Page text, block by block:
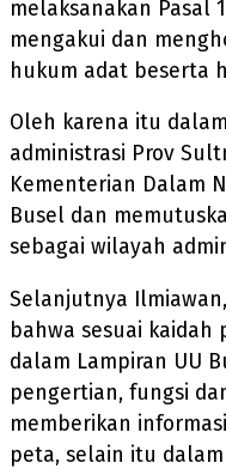
melaksanakan Pasal
mengakui dan
hukum adat beserta
Oleh karena itu
administrasi Prov
Kementerian Dalam
Busel dan
sebagai wilayah
Selanjutnya Ilmiawan,
bahwa sesuai
dalam Lampiran UU
pengertian, fungsi
memberikan
peta, selain itu